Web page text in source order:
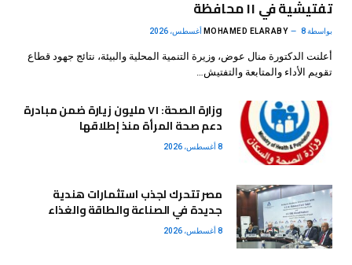
تفتيشية في ١١ محافظة
بواسطة MOHAMED ELARABY 8 أغسطس، 2026
أعلنت الدكتورة منال عوض، وزيرة التنمية المحلية والبيئة، نتائج جهود قطاع
تقويم الأداء والمتابعة والتفتيش…
وزارة الصحة: ٧١ مليون زيارة ضمن مبادرة
دعم صحة المرأة منذ إطلاقها
8 أغسطس، 2026
مصر تتحرك لجذب استثمارات هندية
جديدة في الصناعة والطاقة والغذاء
8 أغسطس، 2026